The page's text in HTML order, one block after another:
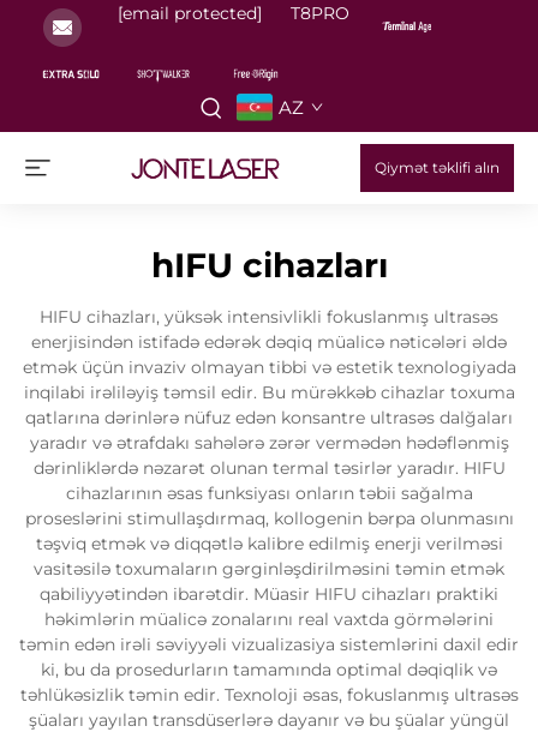
[email protected] T8PRO
AZ
Qiymət təklifi alın
hIFU cihazları
HIFU cihazları, yüksək intensivlikli fokuslanmış ultrasəs
enerjisindən istifadə edərək dəqiq müalicə nəticələri əldə
etmək üçün invaziv olmayan tibbi və estetik texnologiyada
inqilabi irəliləyiş təmsil edir. Bu mürəkkəb cihazlar toxuma
qatlarına dərinlərə nüfuz edən konsantre ultrasəs dalğaları
yaradır və ətrafdakı sahələrə zərər vermədən hədəflənmiş
dərinliklərdə nəzarət olunan termal təsirlər yaradır. HIFU
cihazlarının əsas funksiyası onların təbii sağalma
proseslərini stimullaşdırmaq, kollogenin bərpa olunmasını
təşviq etmək və diqqətlə kalibre edilmiş enerji verilməsi
vasitəsilə toxumaların gərginləşdirilməsini təmin etmək
qabiliyyətindən ibarətdir. Müasir HIFU cihazları praktiki
həkimlərin müalicə zonalarını real vaxtda görmələrini
təmin edən irəli səviyyəli vizualizasiya sistemlərini daxil edir
ki, bu da prosedurların tamamında optimal dəqiqlik və
təhlükəsizlik təmin edir. Texnoloji əsas, fokuslanmış ultrasəs
şüaları yayılan transdüserlərə dayanır və bu şüalar yüngül